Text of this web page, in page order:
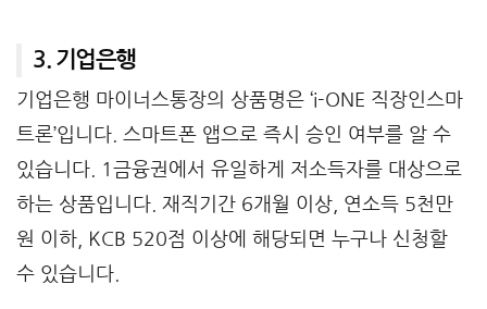
3. 기업은행
기업은행 마이너스통장의 상품명은 ‘i-ONE 직장인스마
트론’입니다. 스마트폰 앱으로 즉시 승인 여부를 알 수
있습니다. 1금융권에서 유일하게 저소득자를 대상으로
하는 상품입니다. 재직기간 6개월 이상, 연소득 5천만
원 이하, KCB 520점 이상에 해당되면 누구나 신청할
수 있습니다.